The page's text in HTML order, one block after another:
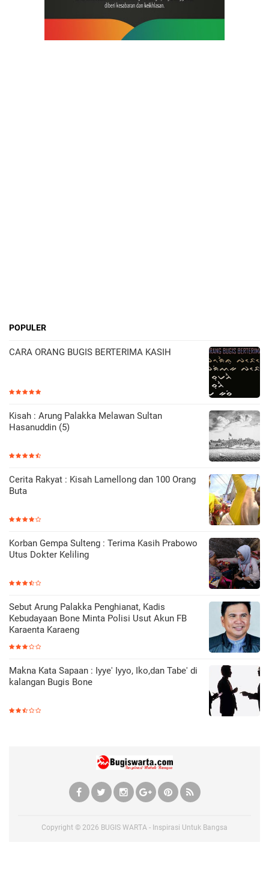
POPULER
CARA ORANG BUGIS BERTERIMA KASIH
Kisah : Arung Palakka Melawan Sultan
Hasanuddin (5)
Cerita Rakyat : Kisah Lamellong dan 100 Orang
Buta
Korban Gempa Sulteng : Terima Kasih Prabowo
Utus Dokter Keliling
Sebut Arung Palakka Penghianat, Kadis
Kebudayaan Bone Minta Polisi Usut Akun FB
Karaenta Karaeng
Makna Kata Sapaan : Iyye' Iyyo, Iko,dan Tabe' di
kalangan Bugis Bone
Copyright © 2026 BUGIS WARTA - Inspirasi Untuk Bangsa